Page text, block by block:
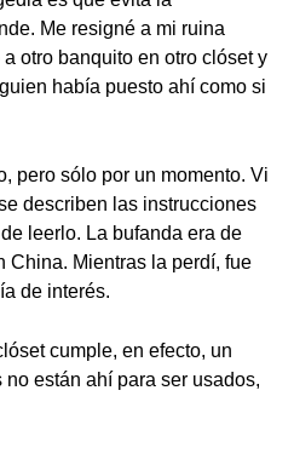
Me resigné a mi ruina
otro banquito en otro clóset y
había puesto ahí como si
pero sólo por un momento. Vi
describen las instrucciones
leerlo. La bufanda era de
China. Mientras la perdí, fue
de interés.
cumple, en efecto, un
están ahí para ser usados,